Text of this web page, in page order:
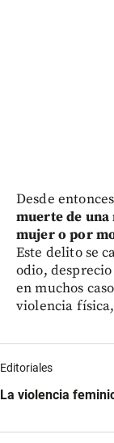
Desde
muerte de
mujer o por
Este delito se
odio,
en muchos
violencia
Editoriales
La violencia